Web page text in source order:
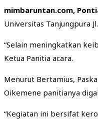
mimbaruntan.com,
Universitas Tanjungpura
“Selain meningkatkan
Ketua Panitia acara.
Menurut Bertamius,
Oikemene panitianya
“Kegiatan ini bersifat